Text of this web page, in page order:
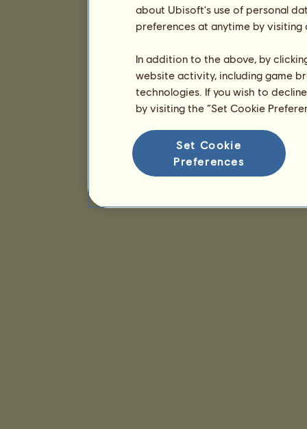
about Ubisoft's use of personal
preferences at anytime by
In addition to the above, by
website activity, including game
technologies. If you wish to
by visiting the “Set Cookie
Set Cookie
Preferences